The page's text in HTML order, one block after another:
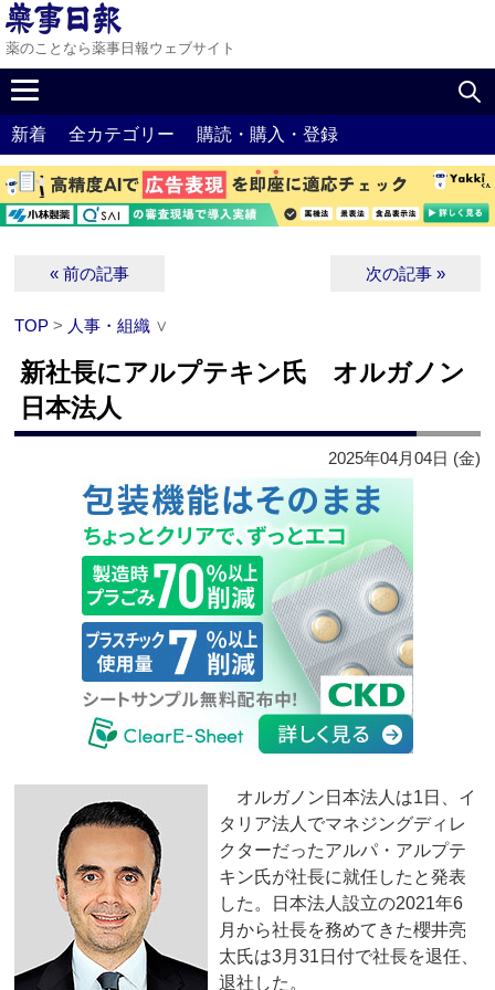
薬のことなら薬事日報ウェブサイト
新着 全カテゴリー 購読・購入・登録
« 前の記事 次の記事 »
TOP > 人事・組織 ∨
新社長にアルプテキン氏 オルガノン
日本法人
2025年04月04日 (金)
オルガノン日本法人は1日、イ
タリア法人でマネジングディレ
クターだったアルパ・アルプテ
キン氏が社長に就任したと発表
した。日本法人設立の2021年6
月から社長を務めてきた櫻井亮
太氏は3月31日付で社長を退任、
退社した。